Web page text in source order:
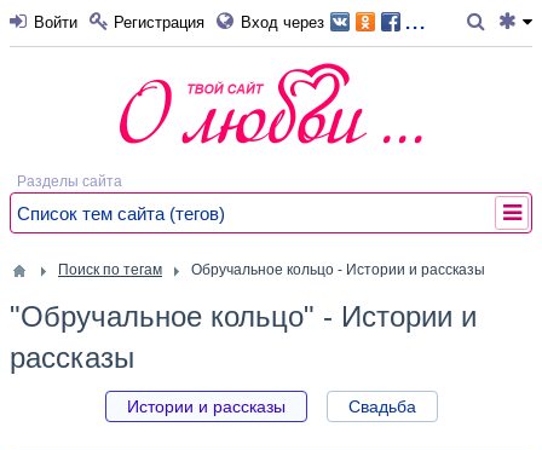
Войти Регистрация Вход через ...
Разделы сайта
Список тем сайта (тегов)
Поиск по тегам Обручальное кольцо - Истории и рассказы
"Обручальное кольцо" - Истории и
рассказы
Истории и рассказы Свадьба